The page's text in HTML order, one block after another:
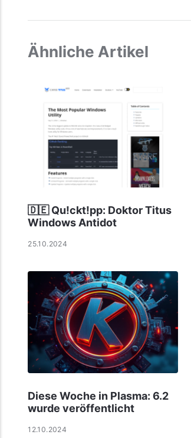
Ähnliche Artikel
🇩🇪 Qu!ckt!pp: Doktor Titus
Windows Antidot
25.10.2024
Diese Woche in Plasma: 6.2
wurde veröffentlicht
12.10.2024